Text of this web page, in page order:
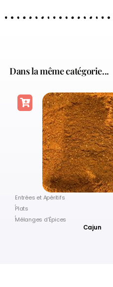
Dans la même catégorie...
Entrées et Apéritifs
,
Plats
,
Mélanges d'Épices
Cajun